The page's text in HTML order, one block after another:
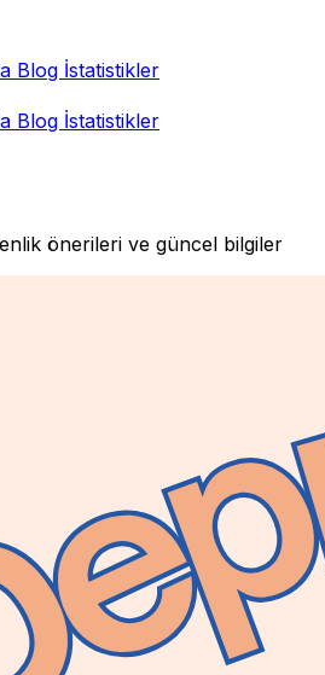
Blog İstatistikler
Blog İstatistikler
önerileri ve güncel bilgiler